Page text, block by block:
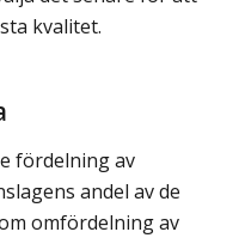
kvalitet.
fördelning av
andel av de
omfördelning av